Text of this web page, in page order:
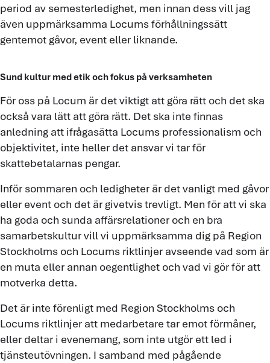
period av semesterledighet, men innan dess vill jag
även uppmärksamma Locums förhållningssätt
gentemot gåvor, event eller liknande.
Sund kultur med etik och fokus på verksamheten
För oss på Locum är det viktigt att göra rätt och det ska
också vara lätt att göra rätt. Det ska inte finnas
anledning att ifrågasätta Locums professionalism och
objektivitet, inte heller det ansvar vi tar för
skattebetalarnas pengar.
Inför sommaren och ledigheter är det vanligt med gåvor
eller event och det är givetvis trevligt. Men för att vi ska
ha goda och sunda affärsrelationer och en bra
samarbetskultur vill vi uppmärksamma dig på Region
Stockholms och Locums riktlinjer avseende vad som är
en muta eller annan oegentlighet och vad vi gör för att
motverka detta.
Det är inte förenligt med Region Stockholms och
Locums riktlinjer att medarbetare tar emot förmåner,
eller deltar i evenemang, som inte utgör ett led i
tjänsteutövningen. I samband med pågående